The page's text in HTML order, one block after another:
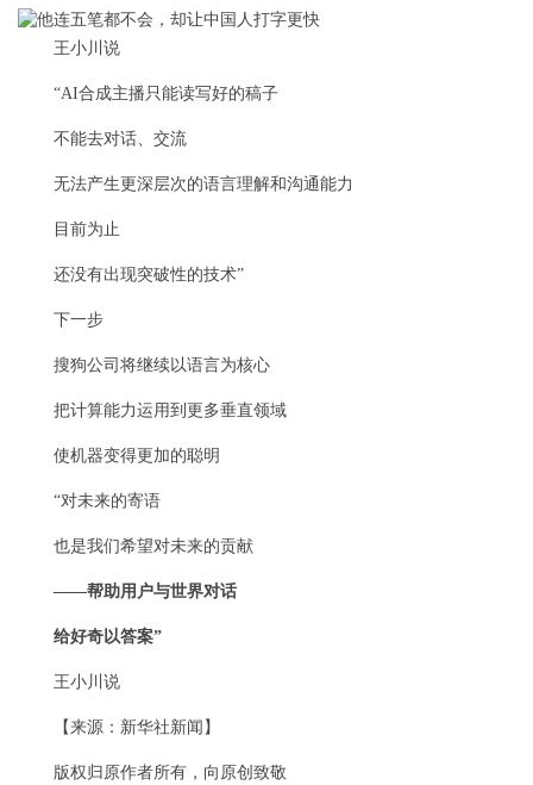
王小川说
“AI合成主播只能读写好的稿子
不能去对话、交流
无法产生更深层次的语言理解和沟通能力
目前为止
还没有出现突破性的技术”
下一步
搜狗公司将继续以语言为核心
把计算能力运用到更多垂直领域
使机器变得更加的聪明
“对未来的寄语
也是我们希望对未来的贡献
——帮助用户与世界对话
给好奇以答案”
王小川说
【来源：新华社新闻】
版权归原作者所有，向原创致敬